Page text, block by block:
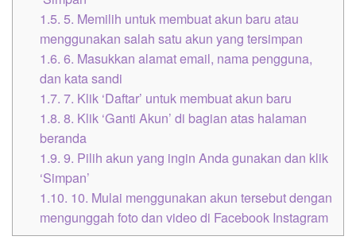
1.5. 5. Memilih untuk membuat akun baru atau
menggunakan salah satu akun yang tersimpan
1.6. 6. Masukkan alamat email, nama pengguna,
dan kata sandi
1.7. 7. Klik ‘Daftar’ untuk membuat akun baru
1.8. 8. Klik ‘Ganti Akun’ di bagian atas halaman
beranda
1.9. 9. Pilih akun yang ingin Anda gunakan dan klik
‘Simpan’
1.10. 10. Mulai menggunakan akun tersebut dengan
mengunggah foto dan video di Facebook Instagram